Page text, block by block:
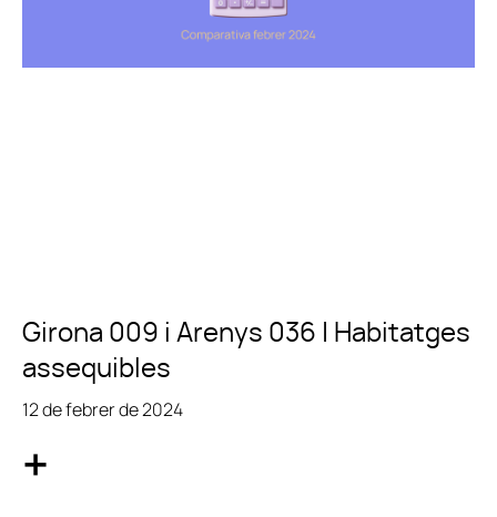
Girona 009 i Arenys 036 | Habitatges
assequibles
12 de febrer de 2024
+